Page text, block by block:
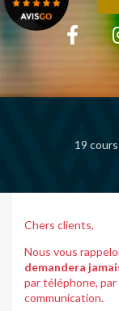
19
Chers clients,
Nous vous
demandera
par téléphone,
communication.